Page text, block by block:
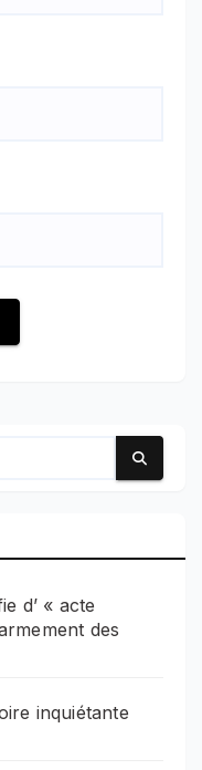
d’ « acte
des
inquiétante